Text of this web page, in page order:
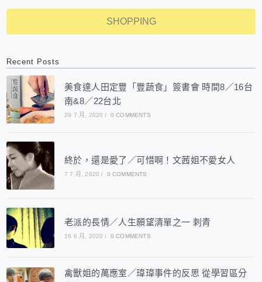
SHOPPING
Recent Posts
美食達人田定豐「豐蔬食」簽書會 時間8／16台
南&8／22台北
29 7 月, 2020 / 0 COMMENTS
終於，還是愛了／可惜啊！文茜姐不愛女人
7 7 月, 2020 / 0 COMMENTS
老派的長情／人生願望清單之一 刺青
16 6 月, 2020 / 0 COMMENTS
禽獸姐的萬應室／瑋瑋事件的反思 從學習區分